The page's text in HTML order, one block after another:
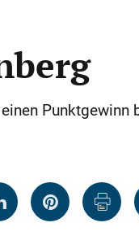
Punktgewinn